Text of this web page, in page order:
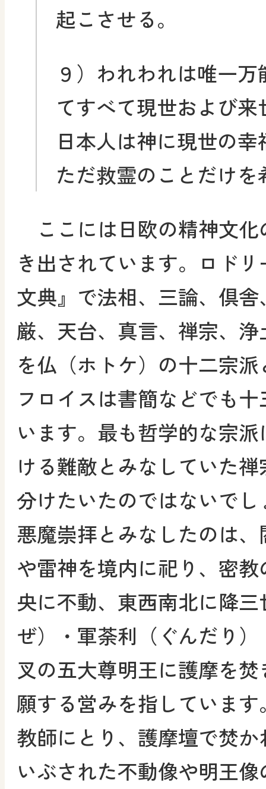
起こさせる。
９）われわれは唯一
てすべて現世および
日本人は神に現世の
ただ救霊のことだけを
ここには日欧の精神文化
き出されています。ロド
文典』で法相、三論、倶
厳、天台、真言、禅宗、
を仏（ホトケ）の十二宗
フロイスは書簡などでも
います。最も哲学的な宗
ける難敵とみなしていた
分けたいたのではないで
悪魔崇拝とみなしたのは
や雷神を境内に祀り、密
央に不動、東西南北に降
ぜ）・軍荼利（ぐんだり
叉の五大尊明王に護摩を
願する営みを指していま
教師にとり、護摩壇で焚
いぶされた不動像や明王